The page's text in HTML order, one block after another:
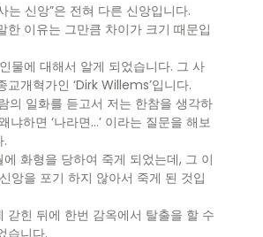
는 신앙”은 전혀 다른 신앙입니다.
한 이유는 그만큼 차이가 크기 때문입
물에 대해서 알게 되었습니다. 그 사
교개혁가인 ‘Dirk Willems’입니다.
의 일화를 듣고서 저는 한참을 생각하
냐하면 ‘나라면…’ 이라는 질문을 해보
.
화형을 당하여 죽게 되었는데, 그 이
앙을 포기 하지 않아서 죽게 된 것입
갇힌 뒤에 한번 감옥에서 탈출을 할 수
습니다.